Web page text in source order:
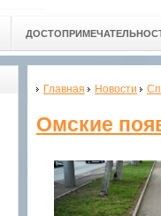
Главная Новости
Омские